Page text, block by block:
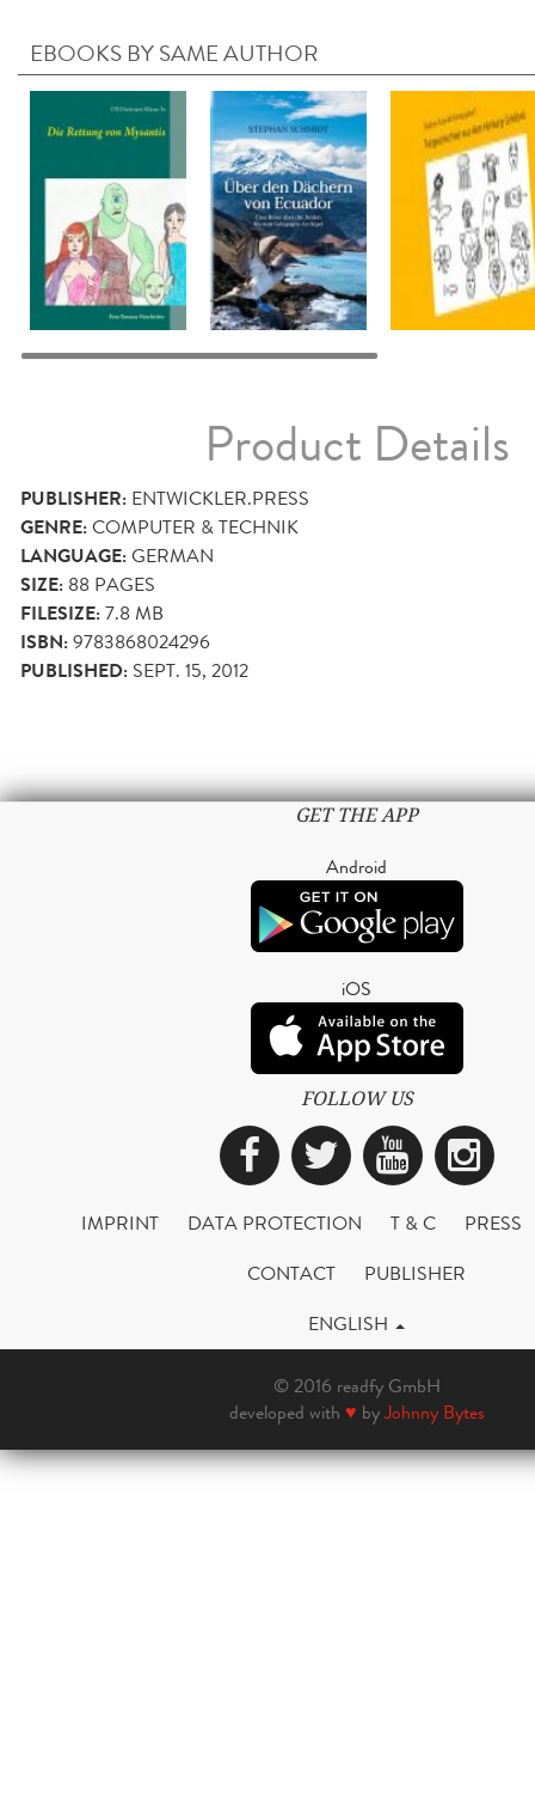
EBOOKS BY SAME AUTHOR
Product Details
PUBLISHER: ENTWICKLER.PRESS
GENRE:COMPUTER & TECHNIK
LANGUAGE:GERMAN
SIZE: 88 PAGES
FILESIZE:7.8 MB
ISBN:9783868024296
PUBLISHED: SEPT. 15, 2012
GET THE APP
Android
iOS
FOLLOW US
Facebook
Twitter
IMPRINT DATA PROTECTION T & C
PRESS
CONTACT
PUBLISHER
ENGLISH
© 2016 readfy GmbH
developed with ♥ byJohnny Bytes